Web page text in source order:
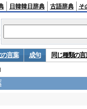
日韓韓日辞典 古語辞典 そ
言葉 成句 同じ種類の言